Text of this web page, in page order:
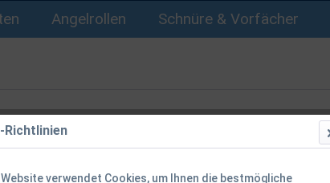
Angelrollen Schnüre & Vorfächer
Korda
Zubehör
Richtlinien
Website verwendet Cookies, um Ihnen die bestmögliche